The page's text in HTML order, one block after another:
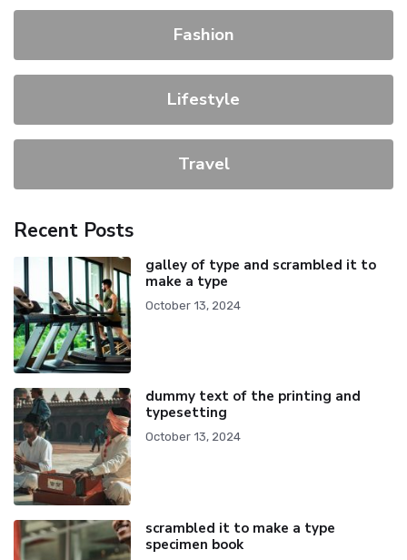
Fashion
Lifestyle
Travel
Recent Posts
galley of type and scrambled it to
make a type
October 13, 2024
dummy text of the printing and
typesetting
October 13, 2024
scrambled it to make a type
specimen book